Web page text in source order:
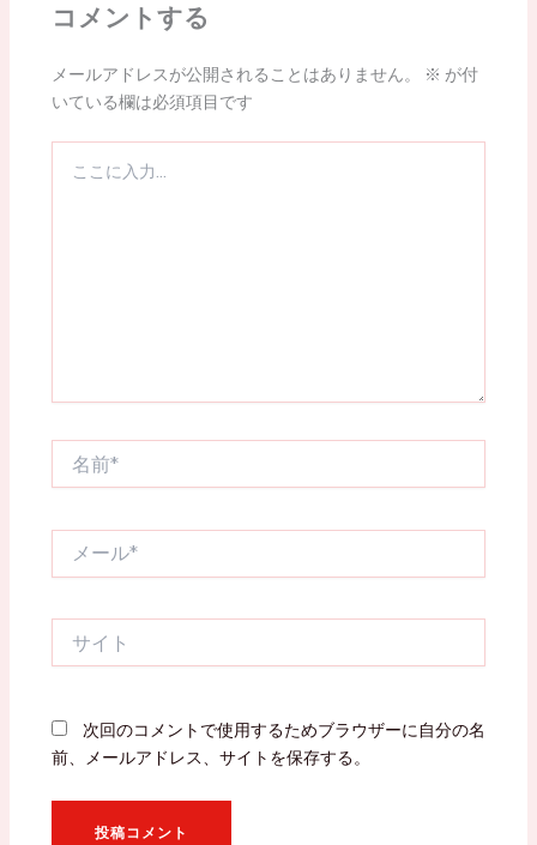
コメントする
メールアドレスが公開されることはありません。 ※ が付
いている欄は必須項目です
次回のコメントで使用するためブラウザーに自分の名
前、メールアドレス、サイトを保存する。